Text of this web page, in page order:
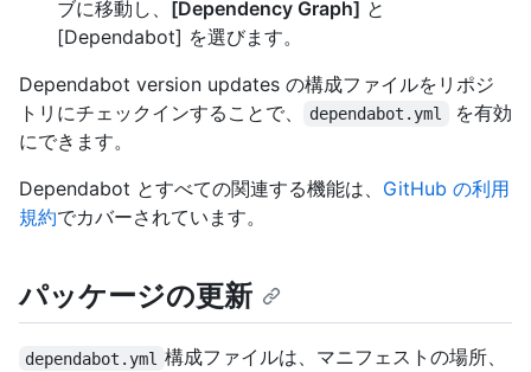
ブに移動し、 [Dependency Graph] と
[Dependabot] を選びます。
Dependabot version updates の構成ファイルをリポジ
トリにチェックインすることで、
dependabot.yml
を有効
にできます。
Dependabot とすべての関連する機能は、 GitHub の利用
規約でカバーされています。
パッケージの更新
dependabot.yml 構成ファイルは、マニフェストの場所、